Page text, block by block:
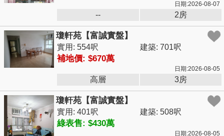
日期:2026-08-07
-- 2房
瓊軒苑【富誠實盤】
實用: 554呎 建築: 701呎
補地價: $670萬
日期:2026-08-05
高層 3房
瓊軒苑【富誠實盤】
實用: 401呎 建築: 508呎
綠表售: $430萬
日期:2026-08-05